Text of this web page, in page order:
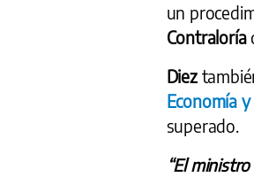
un
Contraloría
Diez
Economía
superado.
“El